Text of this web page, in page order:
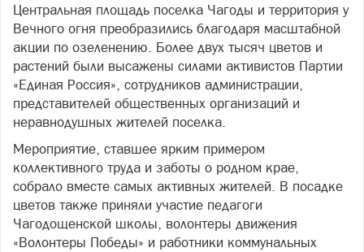
Центральная площадь поселка Чагоды и территория у
Вечного огня преобразились благодаря масштабной
акции по озеленению. Более двух тысяч цветов и
растений были высажены силами активистов Партии
«Единая Россия», сотрудников администрации,
представителей общественных организаций и
неравнодушных жителей поселка.
Мероприятие, ставшее ярким примером
коллективного труда и заботы о родном крае,
собрало вместе самых активных жителей. В посадке
цветов также приняли участие педагоги
Чагодощенской школы, волонтеры движения
«Волонтеры Победы» и работники коммунальных